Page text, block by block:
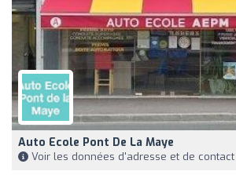
Auto Ecole Pont De La Maye
Voir les données d'adresse et de contact